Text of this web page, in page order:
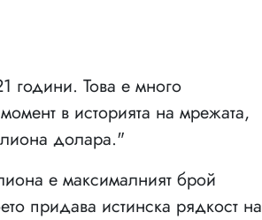
години. Това е много
в историята на мрежата,
долара."
е максималният брой
придава истинска рядкост на